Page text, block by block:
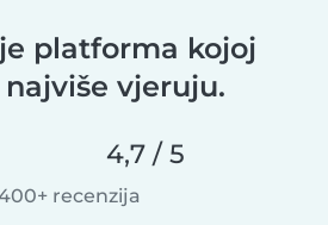
platforma kojoj
vjeruju.
4,7 / 5
recenzija